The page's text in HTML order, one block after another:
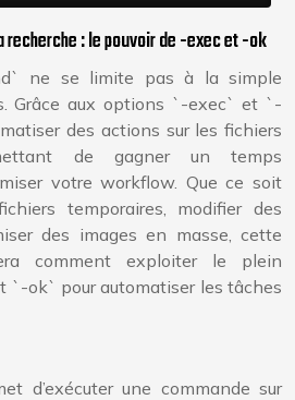
: le pouvoir de -exec et -ok
ne se limite pas à la simple
Grâce aux options `-exec` et `-
des actions sur les fichiers
de gagner un temps
votre workflow. Que ce soit
temporaires, modifier des
des images en masse, cette
comment exploiter le plein
ok` pour automatiser les tâches
d’exécuter une commande sur